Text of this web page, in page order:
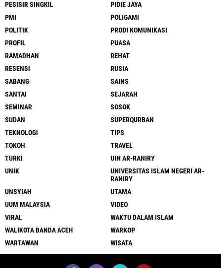
PESISIR SINGKIL
PIDIE JAYA
PMI
POLIGAMI
POLITIK
PRODI KOMUNIKASI
PROFIL
PUASA
RAMADHAN
REHAT
RESENSI
RUSIA
SABANG
SAINS
SANTAI
SEJARAH
SEMINAR
SOSOK
SUDAN
SUPERQURBAN
TEKNOLOGI
TIPS
TOKOH
TRAVEL
TURKI
UIN AR-RANIRY
UNIK
UNIVERSITAS ISLAM NEGERI AR-
RANIRY
UNSYIAH
UTAMA
UUM MALAYSIA
VIDEO
VIRAL
WAKTU DALAM ISLAM
WALIKOTA BANDA ACEH
WARKOP
WARTAWAN
WISATA